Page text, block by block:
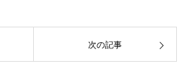
次の記事